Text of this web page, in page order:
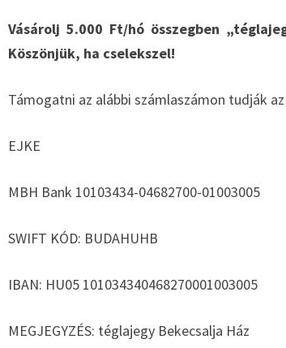
Vásárolj 5.000 Ft/hó összegben
Köszönjük, ha cselekszel!
Támogatni az alábbi számlaszámon tudják
EJKE
MBH Bank 10103434-04682700-01003005
SWIFT KÓD: BUDAHUHB
IBAN: HU05 101034340468270001003005
MEGJEGYZÉS: téglajegy Bekecsalja Ház